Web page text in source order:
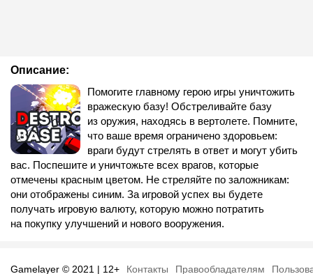
Описание:
Помогите главному герою игры уничтожить
вражескую базу! Обстреливайте базу
из оружия, находясь в вертолете. Помните,
что ваше время ограничено здоровьем:
враги будут стрелять в ответ и могут убить
вас. Поспешите и уничтожьте всех врагов, которые
отмечены красным цветом. Не стреляйте по заложникам:
они отображены синим. За игровой успех вы будете
получать игровую валюту, которую можно потратить
на покупку улучшений и нового вооружения.
Gamelayer © 2021 | 12+ Контакты Правообладателям